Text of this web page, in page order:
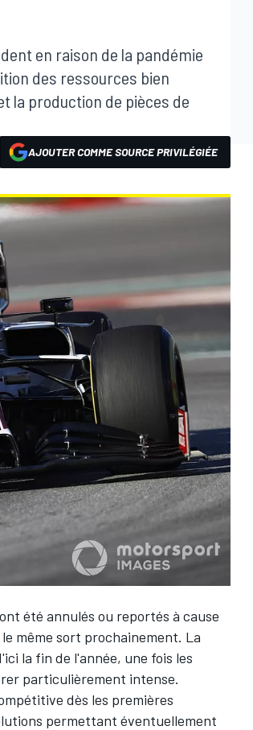
en raison de la pandémie
des ressources bien
la production de pièces de
AJOUTER COMME SOURCE PRIVILÉGIÉE
été annulés ou reportés à cause
même sort prochainement. La
la fin de l'année, une fois les
particulièrement intense.
dès les premières
permettant éventuellement